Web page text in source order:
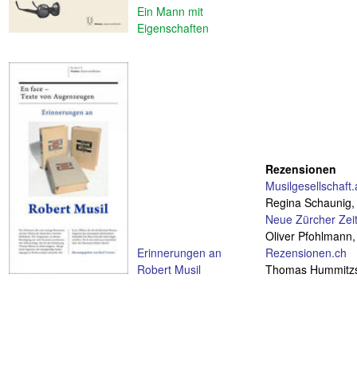
Ein Mann mit
Eigenschaften
Erinnerungen an
Robert Musil
Rezensionen
Regina Schaunig,
Neue Zürcher
Oliver
Rezensionen.ch
Thomas